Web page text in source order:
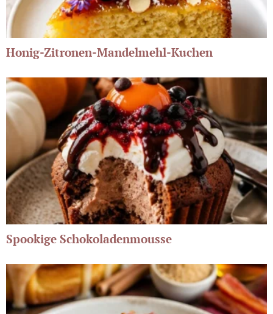
Honig-Zitronen-Mandelmehl-Kuchen
Spookige Schokoladenmousse